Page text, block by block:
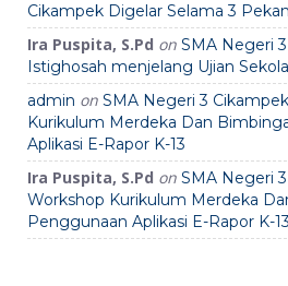
Cikampek Digelar Selama 3 Pekan
Ira Puspita, S.Pd on SMA Negeri
Istighosah menjelang Ujian
admin on SMA Negeri 3
Kurikulum Merdeka Dan
Aplikasi E-Rapor K-13
Ira Puspita, S.Pd on SMA Negeri
Workshop Kurikulum Merdeka
Penggunaan Aplikasi E-Rapor K-13